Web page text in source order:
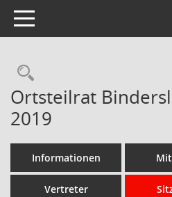
Toggle navigation
Rechercheauswahl
Ortsteilrat
2019
Informationen
Vertreter